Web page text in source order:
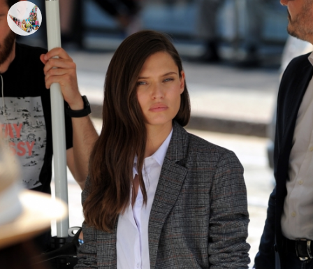
Camiseta blanca: Para disimular o
esconder